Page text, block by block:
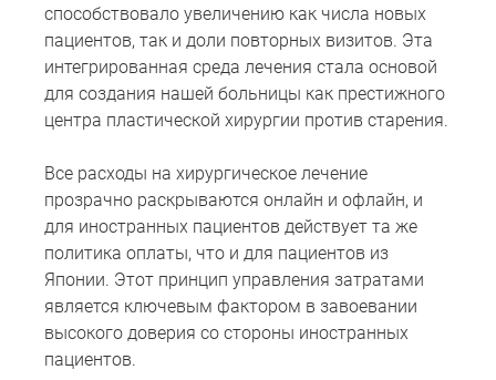
способствовало увеличению как числа новых
пациентов, так и доли повторных визитов. Эта
интегрированная среда лечения стала основой
для создания нашей больницы как престижного
центра пластической хирургии против старения.
Все расходы на хирургическое лечение
прозрачно раскрываются онлайн и офлайн, и
для иностранных пациентов действует та же
политика оплаты, что и для пациентов из
Японии. Этот принцип управления затратами
является ключевым фактором в завоевании
высокого доверия со стороны иностранных
пациентов.